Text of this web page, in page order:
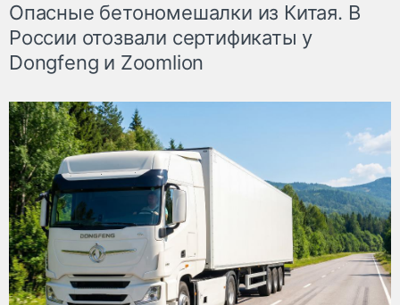
Опасные бетономешалки из Китая. В
России отозвали сертификаты у
Dongfeng и Zoomlion